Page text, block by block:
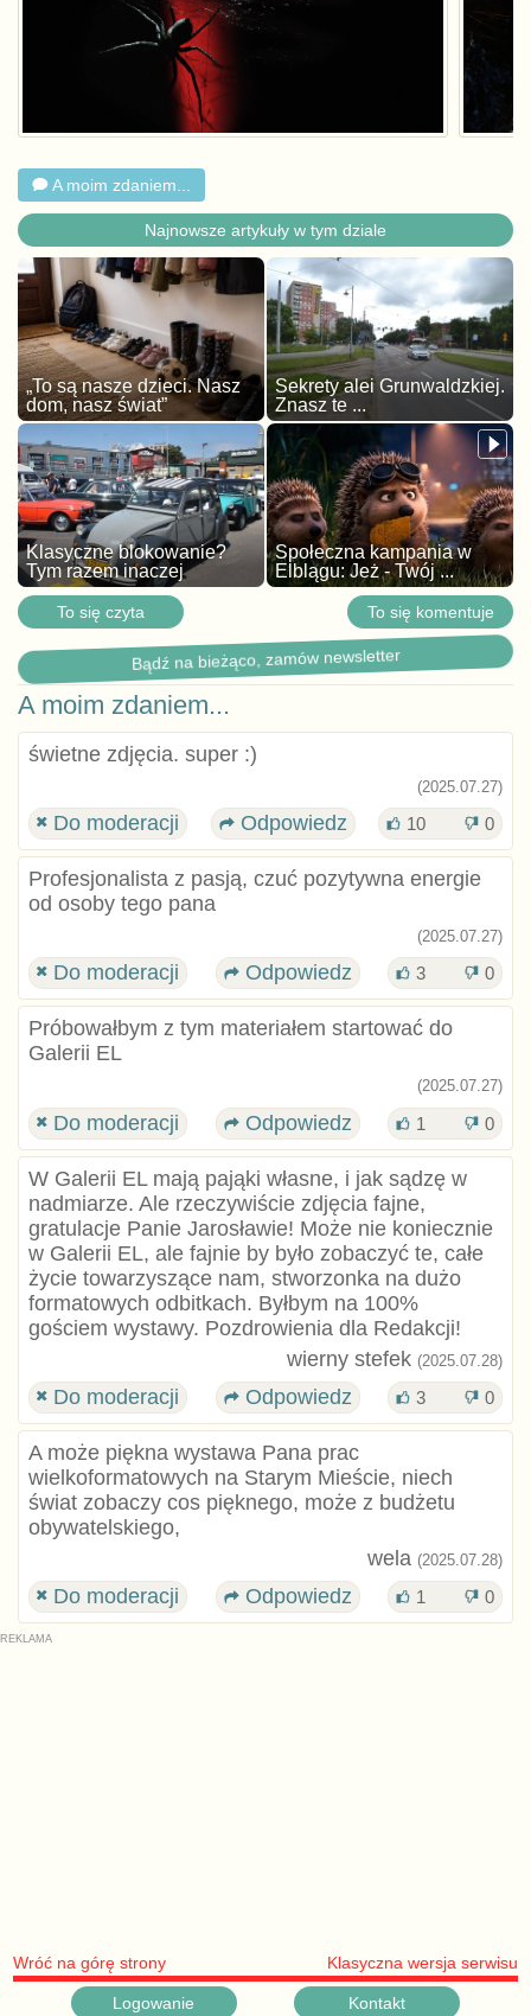
A moim zdaniem...
Najnowsze artykuły w tym dziale
„To są nasze dzieci. Nasz
dom, nasz świat”
Sekrety alei Grunwaldzkiej.
Znasz te ...
Klasyczne blokowanie?
Tym razem inaczej
Społeczna kampania w
Elblągu: Jeż - Twój ...
To się czyta To się komentuje
Bądź na bieżąco, zamów newsletter
A moim zdaniem...
świetne zdjęcia. super :)
(2025.07.27)
Do moderacji Odpowiedz 10 0
Profesjonalista z pasją, czuć pozytywna energie
od osoby tego pana
(2025.07.27)
Do moderacji Odpowiedz 3 0
Próbowałbym z tym materiałem startować do
Galerii EL
(2025.07.27)
Do moderacji Odpowiedz 1 0
W Galerii EL mają pająki własne, i jak sądzę w
nadmiarze. Ale rzeczywiście zdjęcia fajne,
gratulacje Panie Jarosławie! Może nie koniecznie
w Galerii EL, ale fajnie by było zobaczyć te, całe
życie towarzyszące nam, stworzonka na dużo
formatowych odbitkach. Byłbym na 100%
gościem wystawy. Pozdrowienia dla Redakcji!
wierny stefek (2025.07.28)
Do moderacji Odpowiedz 3 0
A może piękna wystawa Pana prac
wielkoformatowych na Starym Mieście, niech
świat zobaczy cos pięknego, może z budżetu
obywatelskiego,
wela (2025.07.28)
Do moderacji Odpowiedz 1 0
Wróć na górę strony Klasyczna wersja serwisu
Logowanie Kontakt